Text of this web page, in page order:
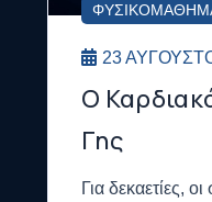
23
Ο
Γης
Για δεκαετίες,